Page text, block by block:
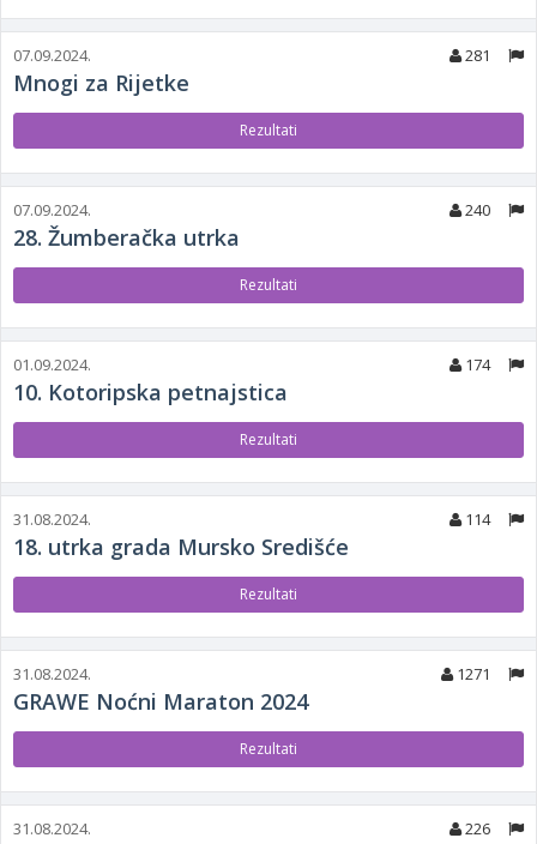
07.09.2024. 281
Mnogi za Rijetke
Rezultati
07.09.2024. 240
28. Žumberačka utrka
Rezultati
01.09.2024. 174
10. Kotoripska petnajstica
Rezultati
31.08.2024. 114
18. utrka grada Mursko Središće
Rezultati
31.08.2024. 1271
GRAWE Noćni Maraton 2024
Rezultati
31.08.2024. 226